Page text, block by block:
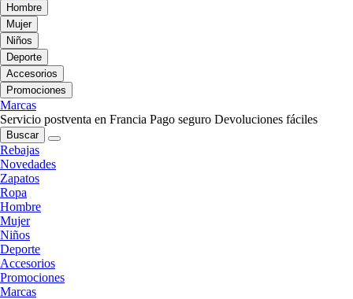
Hombre
Mujer
Niños
Deporte
Accesorios
Promociones
Marcas
Servicio postventa en Francia Pago seguro Devoluciones fáciles
Buscar
Rebajas
Novedades
Zapatos
Ropa
Hombre
Mujer
Niños
Deporte
Accesorios
Promociones
Marcas